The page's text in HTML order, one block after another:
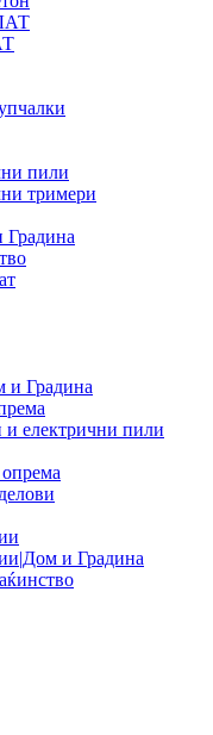
пили
тримери
Градина
и Градина
електрични пили
и Градина